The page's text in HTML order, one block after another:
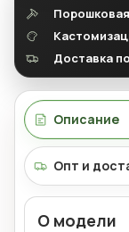
Доставка
Описание
Опт и
О модели